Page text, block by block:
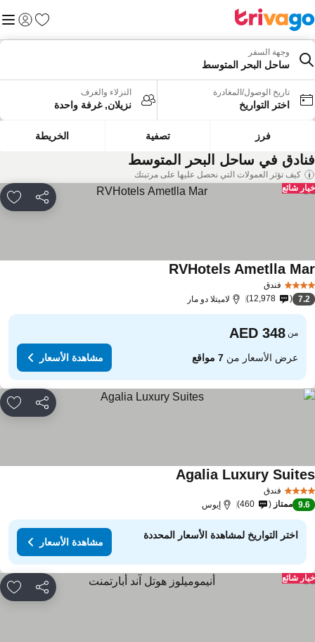
المفضلة
تسجيل
وجهة السفر
ساحل البحر المتوسط
تاريخ الوصول/المغادرة
اختر التواريخ
النزلاء والغرف
نزيلان, غرفة واحدة
فرز تصفية الخريطة
في ساحل البحر المتوسط
كيف تؤثر العمولات التي نحصل عليها على مرتبتك
مشاركة
شائع
فندق
RVHotels Ametlla
7.2
12,978 لاميتلا دو مار
من
عرض الأسعار من7 مواقع مشاهدة الأسعار
مشاركة
فندق
Agalia Luxury
9.6 ممتاز 460 إيوس
اختر التواريخ لمشاهدة الأسعار المحددة
مشاهدة الأسعار
مشاركة
شائع